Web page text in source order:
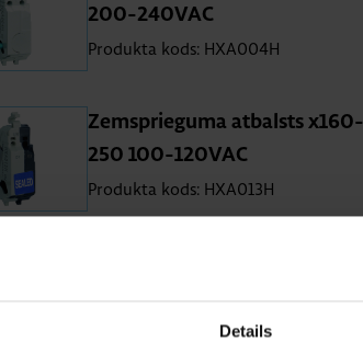
Details
200-240VAC
Produkta kods: HXA004H
Zemsprie­guma at­balsts x160-
250 100-120VAC
Produkta kods: HXA013H
250 380-450VAC
Produkta kods: HXA015H